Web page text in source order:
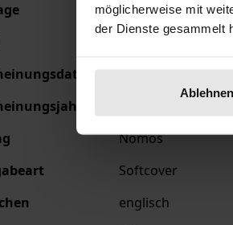
möglicherweise mit
der Dienste gesammelt
Ablehnen
1
30.03.1995
Nomos
Softcover
englisch